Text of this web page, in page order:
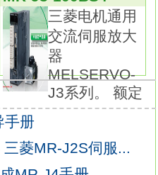
网络运动控
的伺服放大器。
络，支持运动控
震算法，可同时抑制
捷调整。
三菱电机通用
交流伺服放大
器
MELSERVO-
J3系列。 额定
手册
菱MR-J2S伺服...